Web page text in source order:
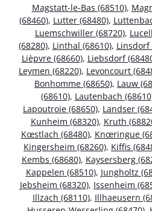
Magstatt-le-Bas (68510),
(68460), Lutter (68480),
Luemschwiller (68720),
(68280), Linthal (68610), Linsdorf
Lièpvre (68660), Liebsdorf
Leymen (68220), Levoncourt
Bonhomme (68650), Lauw
(68610), Lautenbach
Lapoutroie (68650), Landser
Kunheim (68320), Kruth
Kœstlach (68480), Knœringue
Kingersheim (68260), Kiffis
Kembs (68680), Kaysersberg
Kappelen (68510), Jungholtz
Jebsheim (68320), Issenheim
Illzach (68110), Illhaeusern